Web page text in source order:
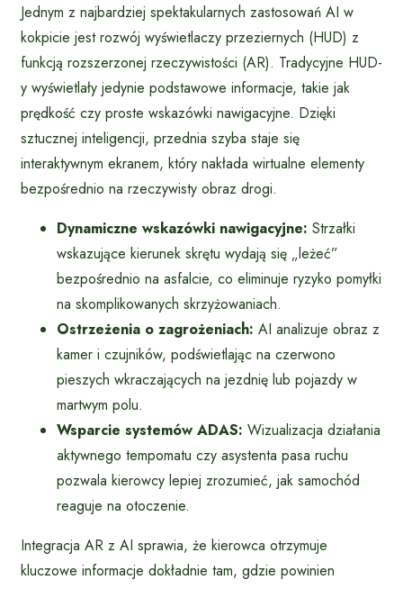
Jednym z najbardziej spektakularnych zastosowań AI w
kokpicie jest rozwój wyświetlaczy przeziernych (HUD) z
funkcją rozszerzonej rzeczywistości (AR). Tradycyjne HUD-
y wyświetlały jedynie podstawowe informacje, takie jak
prędkość czy proste wskazówki nawigacyjne. Dzięki
sztucznej inteligencji, przednia szyba staje się
interaktywnym ekranem, który nakłada wirtualne elementy
bezpośrednio na rzeczywisty obraz drogi.
Dynamiczne wskazówki nawigacyjne: Strzałki
wskazujące kierunek skrętu wydają się „leżeć”
bezpośrednio na asfalcie, co eliminuje ryzyko pomyłki
na skomplikowanych skrzyżowaniach.
Ostrzeżenia o zagrożeniach: AI analizuje obraz z
kamer i czujników, podświetlając na czerwono
pieszych wkraczających na jezdnię lub pojazdy w
martwym polu.
Wsparcie systemów ADAS: Wizualizacja działania
aktywnego tempomatu czy asystenta pasa ruchu
pozwala kierowcy lepiej zrozumieć, jak samochód
reaguje na otoczenie.
Integracja AR z AI sprawia, że kierowca otrzymuje
kluczowe informacje dokładnie tam, gdzie powinien